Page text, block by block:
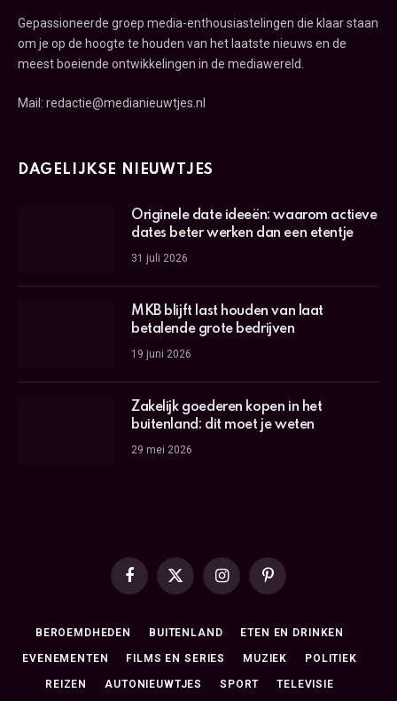
Gepassioneerde groep media-enthousiastelingen die klaar staan
om je op de hoogte te houden van het laatste nieuws en de
meest boeiende ontwikkelingen in de mediawereld.
Mail: redactie@medianieuwtjes.nl
DAGELIJKSE NIEUWTJES
Originele date ideeën: waarom actieve
dates beter werken dan een etentje
31 juli 2026
MKB blijft last houden van laat
betalende grote bedrijven
19 juni 2026
Zakelijk goederen kopen in het
buitenland: dit moet je weten
29 mei 2026
Facebook
X
InstagramPinterest
BEROEMDHEDEN BUITENLAND ETEN EN DRINKEN
EVENEMENTEN FILMS EN SERIES MUZIEK POLITIEK
REIZEN AUTONIEUWTJES SPORT TELEVISIE